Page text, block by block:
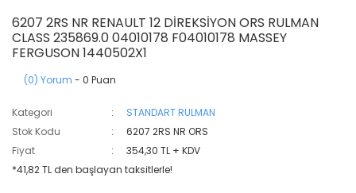
6207 2RS NR RENAULT 12 DİREKSİYON ORS RULMAN
CLASS 235869.0 04010178 F04010178 MASSEY
FERGUSON 1440502X1
(0) Yorum - 0 Puan
Kategori
STANDART RULMAN
Stok Kodu
6207 2RS NR ORS
Fiyat
354,30 TL + KDV
*41,82 TL den başlayan taksitlerle!